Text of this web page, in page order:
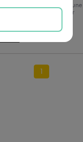
, suite à une
15/07/2026
par
1